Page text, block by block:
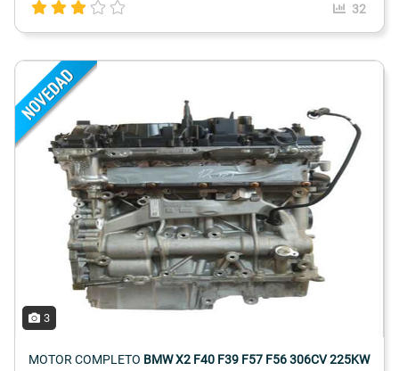
32
3
MOTOR COMPLETO BMW X2 F40 F39 F57 F56 306CV 225KW